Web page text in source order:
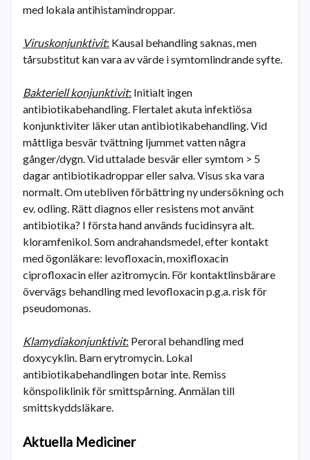
med lokala antihistamindroppar.
Viruskonjunktivit: Kausal behandling saknas, men
tårsubstitut kan vara av värde i symtomlindrande syfte.
Bakteriell konjunktivit: Initialt ingen
antibiotikabehandling. Flertalet akuta infektiösa
konjunktiviter läker utan antibiotikabehandling. Vid
måttliga besvär tvättning ljummet vatten några
gånger/dygn. Vid uttalade besvär eller symtom > 5
dagar antibiotikadroppar eller salva. Visus ska vara
normalt. Om utebliven förbättring ny undersökning och
ev. odling. Rätt diagnos eller resistens mot använt
antibiotika? I första hand används fucidinsyra alt.
kloramfenikol. Som andrahandsmedel, efter kontakt
med ögonläkare: levofloxacin, moxifloxacin
ciprofloxacin eller azitromycin. För kontaktlinsbärare
övervägs behandling med levofloxacin p.g.a. risk för
pseudomonas.
Klamydiakonjunktivit: Peroral behandling med
doxycyklin. Barn erytromycin. Lokal
antibiotikabehandlingen botar inte. Remiss
könspoliklinik för smittspårning. Anmälan till
smittskyddsläkare.
Aktuella Mediciner